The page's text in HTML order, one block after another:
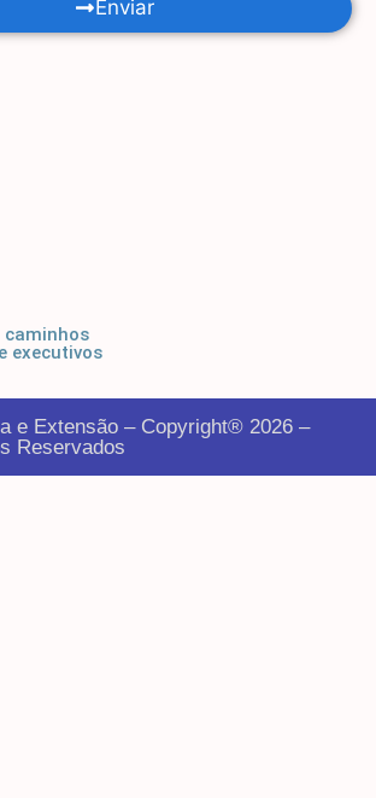
Enviar
caminhos
executivos
e Extensão – Copyright® 2026 –
Reservados